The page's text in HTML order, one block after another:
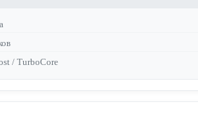
/ TurboCore